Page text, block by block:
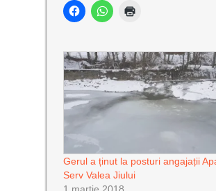
Gerul a ținut la posturi angajații
Serv Valea Jiului
1 martie 2018